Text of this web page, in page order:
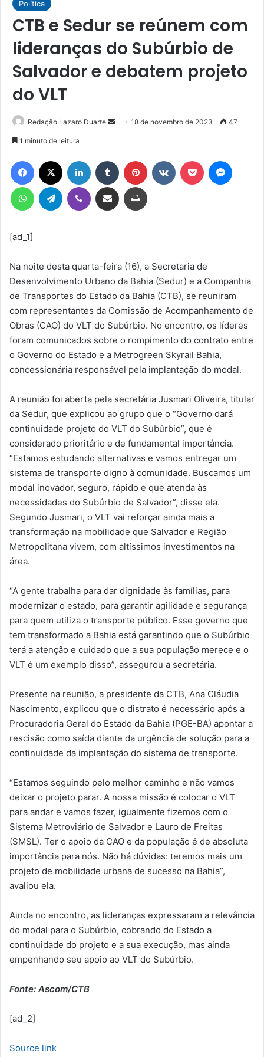
Política
CTB e Sedur se reúnem com
lideranças do Subúrbio de
Salvador e debatem projeto
do VLT
Redação Lazaro Duarte
Mande
mail
18 de novembro de 2023 47
1 minuto de leitura
Facebook Linkedin Tumblr Pinterest Pocket
WhatsAppTelegram Viber Compartilhar via e-mail Imprimir
[ad_1]
Na noite desta quarta-feira (16), a Secretaria de
Desenvolvimento Urbano da Bahia (Sedur) e a Companhia
de Transportes do Estado da Bahia (CTB), se reuniram
com representantes da Comissão de Acompanhamento de
Obras (CAO) do VLT do Subúrbio. No encontro, os líderes
foram comunicados sobre o rompimento do contrato entre
o Governo do Estado e a Metrogreen Skyrail Bahia,
concessionária responsável pela implantação do modal.
A reunião foi aberta pela secretária Jusmari Oliveira, titular
da Sedur, que explicou ao grupo que o “Governo dará
continuidade projeto do VLT do Subúrbio”, que é
considerado prioritário e de fundamental importância.
“Estamos estudando alternativas e vamos entregar um
sistema de transporte digno à comunidade. Buscamos um
modal inovador, seguro, rápido e que atenda às
necessidades do Subúrbio de Salvador”, disse ela.
Segundo Jusmari, o VLT vai reforçar ainda mais a
transformação na mobilidade que Salvador e Região
Metropolitana vivem, com altíssimos investimentos na
área.
“A gente trabalha para dar dignidade às famílias, para
modernizar o estado, para garantir agilidade e segurança
para quem utiliza o transporte público. Esse governo que
tem transformado a Bahia está garantindo que o Subúrbio
terá a atenção e cuidado que a sua população merece e o
VLT é um exemplo disso”, assegurou a secretária.
Presente na reunião, a presidente da CTB, Ana Cláudia
Nascimento, explicou que o distrato é necessário após a
Procuradoria Geral do Estado da Bahia (PGE-BA) apontar a
rescisão como saída diante da urgência de solução para a
continuidade da implantação do sistema de transporte.
“Estamos seguindo pelo melhor caminho e não vamos
deixar o projeto parar. A nossa missão é colocar o VLT
para andar e vamos fazer, igualmente fizemos com o
Sistema Metroviário de Salvador e Lauro de Freitas
(SMSL). Ter o apoio da CAO e da população é de absoluta
importância para nós. Não há dúvidas: teremos mais um
projeto de mobilidade urbana de sucesso na Bahia”,
avaliou ela.
Ainda no encontro, as lideranças expressaram a relevância
do modal para o Subúrbio, cobrando do Estado a
continuidade do projeto e a sua execução, mas ainda
empenhando seu apoio ao VLT do Subúrbio.
Fonte: Ascom/CTB
[ad_2]
Source link